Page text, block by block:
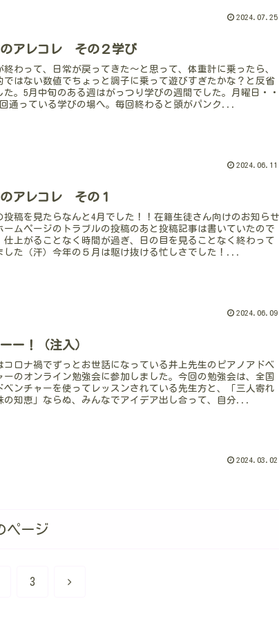
2024.07.25
のアレコレ その２学び
終わって、日常が戻ってきた～と思って、体重計に乗ったら、
ではない数値でちょっと調子に乗って遊びすぎたかな？と反省
た。5月中旬のある週はがっつり学びの週間でした。月曜日・
通っている学びの場へ。毎回終わると頭がパンク...
2024.06.11
アレコレ その１
投稿を見たらなんと4月でした！！在籍生徒さん向けのお知ら
ームページのトラブルの投稿のあと投稿記事は書いていたので
仕上がることなく時間が過ぎ、日の目を見ることなく終わって
した（汗）今年の５月は駆け抜ける忙しさでした！...
2024.06.09
ー！（注入）
コロナ禍でずっとお世話になっている井上先生のピアノアドベ
ーのオンライン勉強会に参加しました。今回の勉強会は、全国
ベンチャーを使ってレッスンされている先生方と、「三人寄れ
の知恵」ならぬ、みんなでアイデア出し合って、自分...
2024.03.02
ページ
3 次